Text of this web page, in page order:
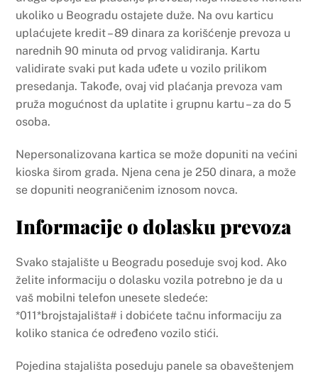
ukoliko u Beogradu ostajete duže. Na ovu karticu
uplaćujete kredit – 89 dinara za korišćenje prevoza u
narednih 90 minuta od prvog validiranja. Kartu
validirate svaki put kada uđete u vozilo prilikom
presedanja. Takođe, ovaj vid plaćanja prevoza vam
pruža mogućnost da uplatite i grupnu kartu – za do 5
osoba.
Nepersonalizovana kartica se može dopuniti na većini
kioska širom grada. Njena cena je 250 dinara, a može
se dopuniti neograničenim iznosom novca.
Informacije o dolasku prevoza
Svako stajalište u Beogradu poseduje svoj kod. Ako
želite informaciju o dolasku vozila potrebno je da u
vaš mobilni telefon unesete sledeće:
*011*brojstajališta# i dobićete tačnu informaciju za
koliko stanica će određeno vozilo stići.
Pojedina stajališta poseduju panele sa obaveštenjem